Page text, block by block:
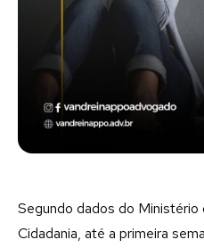
Segundo dados do
Cidadania, até a primeira